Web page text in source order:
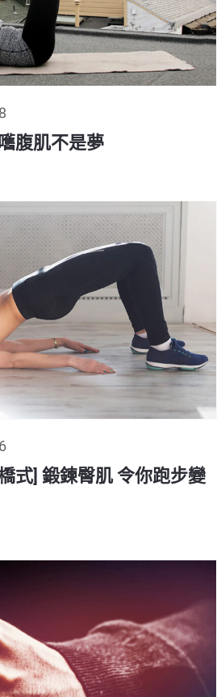
腹肌不是夢
式] 鍛鍊臀肌 令你跑步變